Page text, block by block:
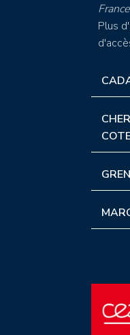
France
Plus